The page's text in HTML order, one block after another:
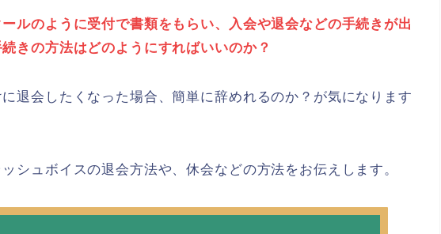
ルのように受付で書類をもらい、入会や退会などの手続きが出
きの方法はどのようにすればいいのか？
退会したくなった場合、簡単に辞めれるのか？が気になります
シュボイスの退会方法や、休会などの方法をお伝えします。